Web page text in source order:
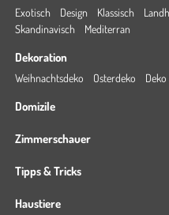
Exotisch Design Klassisch
Skandinavisch
Mediterran
Dekoration
Weihnachtsdeko Osterdeko
Domizile
Zimmerschauer
Tipps & Tricks
Haustiere